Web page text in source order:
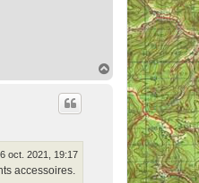
oct. 2021, 19:17
accessoires.